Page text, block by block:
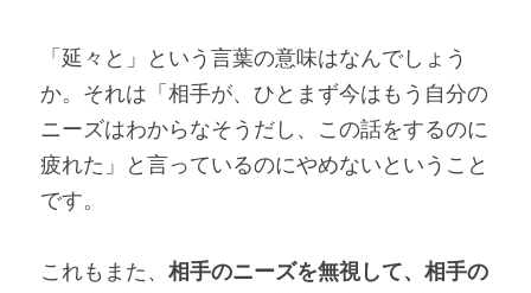
「延々と」という言葉の意味はなんでしょう
か。それは「相手が、ひとまず今はもう自分の
ニーズはわからなそうだし、この話をするのに
疲れた」と言っているのにやめないということ
です。
これもまた、 相手のニーズを無視して、相手の